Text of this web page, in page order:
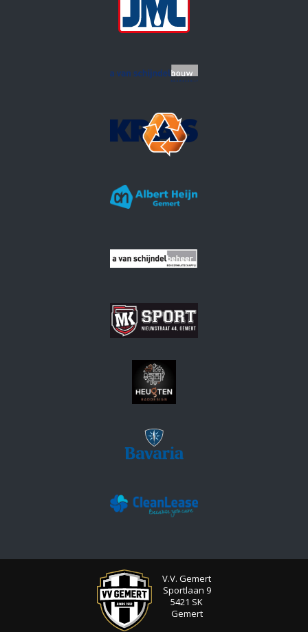
V.V. Gemert
Sportlaan 9
5421 SK
Gemert